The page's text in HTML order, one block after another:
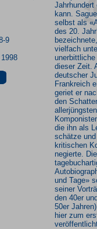
9
Jahrhundert
kann.
selbst als
des 20.
vielfach
unerbittliche
dieser Zeit.
deutscher
Frankreich
geriet er
den
die ihn als
schätze
kritischen
negierte. Die
und Tage»
seiner
den 40er
50er
hier zum